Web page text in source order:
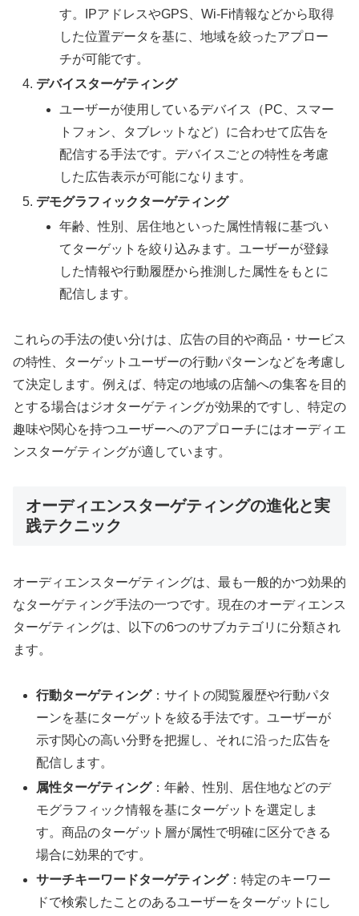
す。IPアドレスやGPS、Wi-Fi情報などから取得
した位置データを基に、地域を絞ったアプロー
チが可能です。
デバイスターゲティング
ユーザーが使用しているデバイス（PC、スマー
トフォン、タブレットなど）に合わせて広告を
配信する手法です。デバイスごとの特性を考慮
した広告表示が可能になります。
デモグラフィックターゲティング
年齢、性別、居住地といった属性情報に基づい
てターゲットを絞り込みます。ユーザーが登録
した情報や行動履歴から推測した属性をもとに
配信します。
これらの手法の使い分けは、広告の目的や商品・サービス
の特性、ターゲットユーザーの行動パターンなどを考慮し
て決定します。例えば、特定の地域の店舗への集客を目的
とする場合はジオターゲティングが効果的ですし、特定の
趣味や関心を持つユーザーへのアプローチにはオーディエ
ンスターゲティングが適しています。
オーディエンスターゲティングの進化と実
践テクニック
オーディエンスターゲティングは、最も一般的かつ効果的
なターゲティング手法の一つです。現在のオーディエンス
ターゲティングは、以下の6つのサブカテゴリに分類され
ます。
行動ターゲティング：サイトの閲覧履歴や行動パタ
ーンを基にターゲットを絞る手法です。ユーザーが
示す関心の高い分野を把握し、それに沿った広告を
配信します。
属性ターゲティング：年齢、性別、居住地などのデ
モグラフィック情報を基にターゲットを選定しま
す。商品のターゲット層が属性で明確に区分できる
場合に効果的です。
サーチキーワードターゲティング：特定のキーワー
ドで検索したことのあるユーザーをターゲットにし